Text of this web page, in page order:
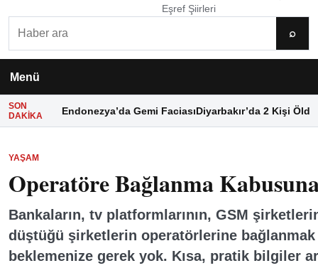
Eşref Şiirleri
⌕
Menü
SON
DAKIKA
Endonezya’da Gemi FaciasıDiyarbakır’da 2 Kişi Öldü
YAŞAM
Operatöre Bağlanma
Bankaların, tv platformlarının, GSM
düştüğü şirketlerin operatörlerine
beklemenize gerek yok. Kısa, pratik bilgiler